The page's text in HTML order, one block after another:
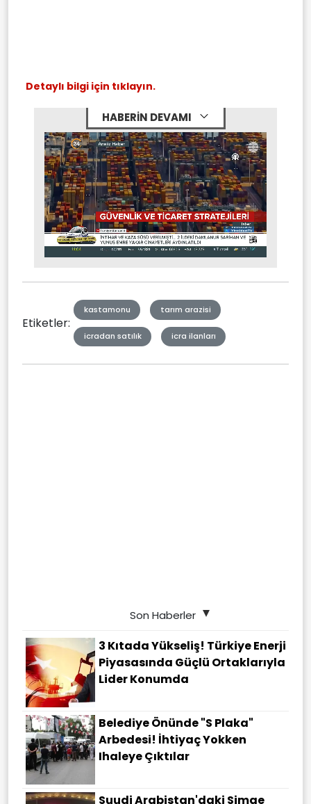
Detaylı bilgi için tıklayın.
HABERİN DEVAMI
Mute Stream
Etiketler:
kastamonu tarım arazisi
icradan satılık icra ilanları
Son Haberler
3 Kıtada Yükseliş! Türkiye Enerji
Piyasasında Güçlü Ortaklarıyla
Lider Konumda
Belediye Önünde "S Plaka"
Arbedesi! İhtiyaç Yokken
Ihaleye Çıktılar
Suudi Arabistan'daki Simge